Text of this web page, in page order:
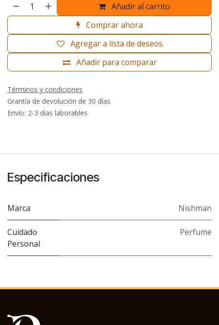
Añadir al carrito
Comprar ahora
Añadir para comparar
Agregar a lista de deseos
Términos y condiciones
Grantía de devolución de 30 días
Envío: 2-3 días laborables
Especificaciones
Marca Nishman
Cuidado
Personal
Perfume